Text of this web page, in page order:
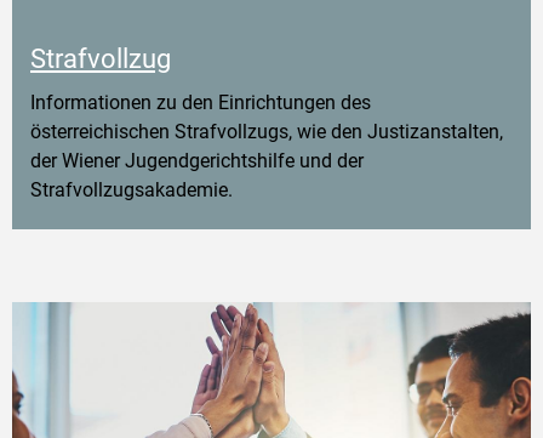
Strafvollzug
Informationen zu den Einrichtungen des
österreichischen Strafvollzugs, wie den Justizanstalten,
der Wiener Jugendgerichtshilfe und der
Strafvollzugsakademie.